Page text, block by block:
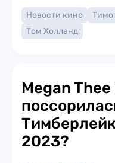
Новости кино
Том Холланд
Megan
2023?